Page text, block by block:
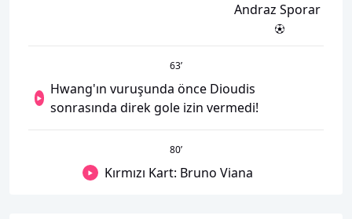
Andraz Sporar
63’
Hwang'ın vuruşunda önce Dioudis
sonrasında direk gole izin vermedi!
80’
Kırmızı Kart: Bruno Viana